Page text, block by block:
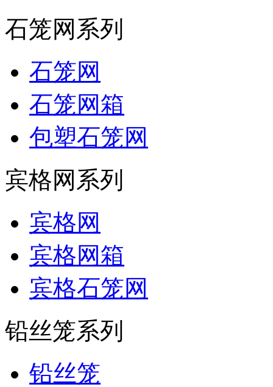
石笼网系列
石笼网
石笼网箱
包塑石笼网
宾格网系列
宾格网
宾格网箱
宾格石笼网
铅丝笼系列
铅丝笼